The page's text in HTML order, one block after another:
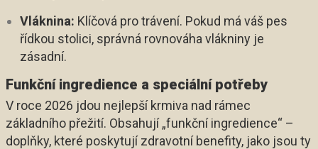
Vláknina: Klíčová pro trávení. Pokud má váš pes
řídkou stolici, správná rovnováha vlákniny je
zásadní.
Funkční ingredience a speciální potřeby
V roce 2026 jdou nejlepší krmiva nad rámec
základního přežití. Obsahují „funkční ingredience“ –
doplňky, které poskytují zdravotní benefity, jako jsou ty